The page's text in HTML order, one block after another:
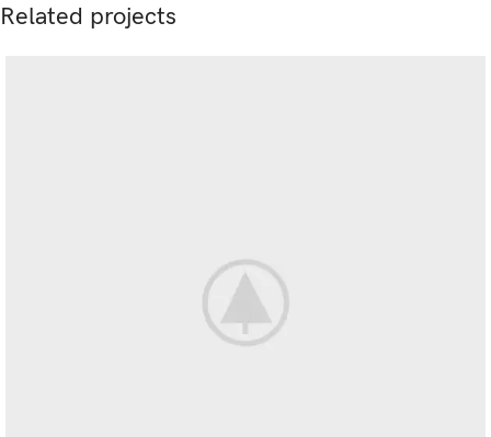
Related projects